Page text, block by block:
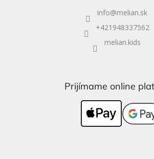
info@melian.sk
+421948337562
melian.kids
Prijímame online